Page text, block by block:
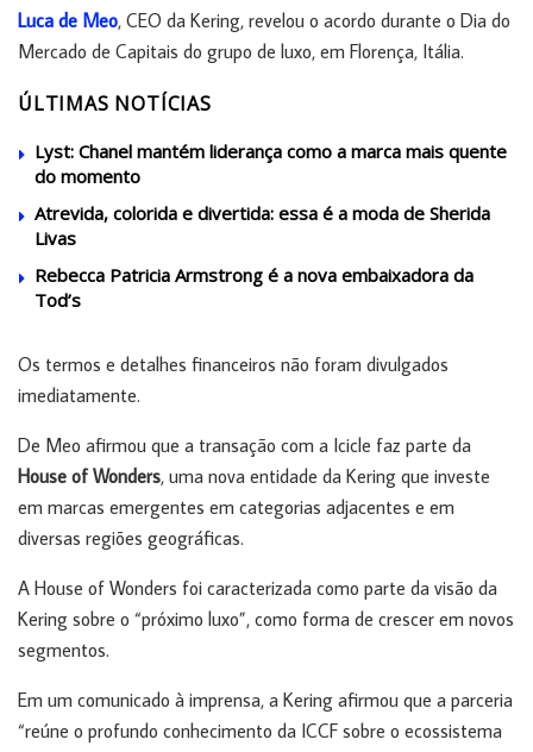
Luca de Meo, CEO da Kering, revelou o acordo durante o Dia do
Mercado de Capitais do grupo de luxo, em Florença, Itália.
ÚLTIMAS NOTÍCIAS
Lyst: Chanel mantém liderança como a marca mais quente
do momento
Atrevida, colorida e divertida: essa é a moda de Sherida
Livas
Rebecca Patricia Armstrong é a nova embaixadora da
Tod’s
Os termos e detalhes financeiros não foram divulgados
imediatamente.
De Meo afirmou que a transação com a Icicle faz parte da
House of Wonders, uma nova entidade da Kering que investe
em marcas emergentes em categorias adjacentes e em
diversas regiões geográficas.
A House of Wonders foi caracterizada como parte da visão da
Kering sobre o “próximo luxo”, como forma de crescer em novos
segmentos.
Em um comunicado à imprensa, a Kering afirmou que a parceria
“reúne o profundo conhecimento da ICCF sobre o ecossistema